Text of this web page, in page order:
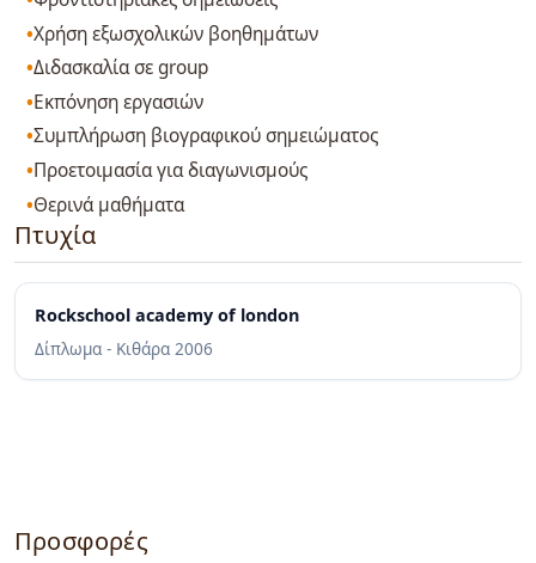
Χρήση εξωσχολικών βοηθημάτων
Διδασκαλία σε group
Εκπόνηση εργασιών
Συμπλήρωση βιογραφικού σημειώματος
Προετοιμασία για διαγωνισμούς
Θερινά μαθήματα
Πτυχία
Rockschool academy of london
Δίπλωμα - Κιθάρα 2006
Προσφορές